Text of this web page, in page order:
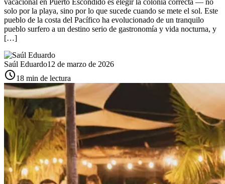
vacacional en Puerto Escondido es elegir la colonia correcta — no
solo por la playa, sino por lo que sucede cuando se mete el sol. Este
pueblo de la costa del Pacífico ha evolucionado de un tranquilo
pueblo surfero a un destino serio de gastronomía y vida nocturna, y
[…]
Saúl Eduardo12 de marzo de 2026
schedule18 min de lectura